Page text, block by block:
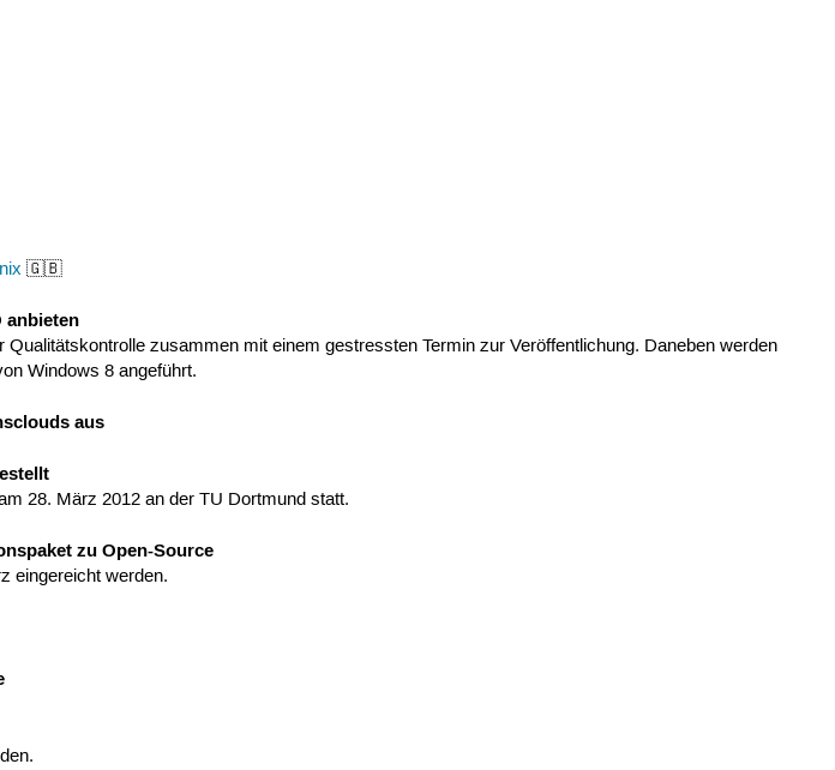
🇬🇧
anbieten
zusammen mit einem gestressten Termin zur Veröffentlichung. Daneben werden
Windows 8 angeführt.
aus
28. März 2012 an der TU Dortmund statt.
zu Open-Source
eingereicht werden.